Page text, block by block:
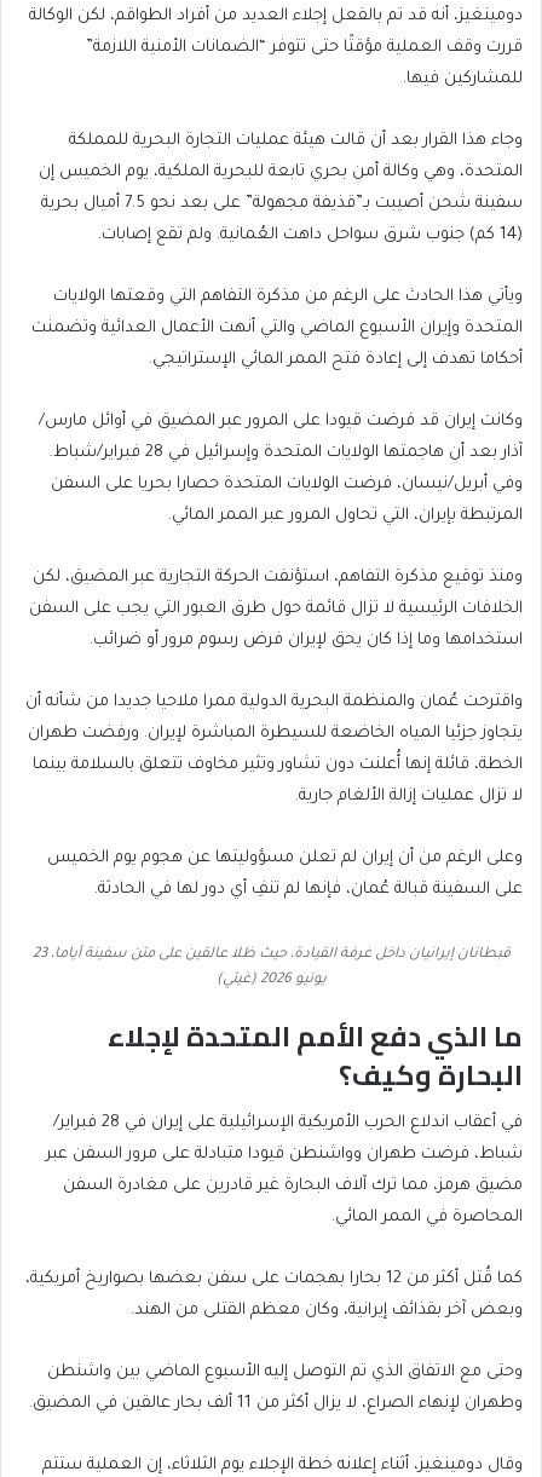
دومينغيز، أنه قد تم بالفعل إجلاء العديد من أفراد الطواقم، لكن الوكالة
قررت وقف العملية مؤقتًا حتى تتوفر “الضمانات الأمنية اللازمة”
للمشاركين فيها.
وجاء هذا القرار بعد أن قالت هيئة عمليات التجارة البحرية للمملكة
المتحدة، وهي وكالة أمن بحري تابعة للبحرية الملكية، يوم الخميس إن
سفينة شحن أصيبت بـ”قذيفة مجهولة” على بعد نحو 7.5 أميال بحرية
(14 كم) جنوب شرق سواحل داهت العُمانية. ولم تقع إصابات.
ويأتي هذا الحادث على الرغم من مذكرة التفاهم التي وقعتها الولايات
المتحدة وإيران الأسبوع الماضي والتي أنهت الأعمال العدائية وتضمنت
أحكاما تهدف إلى إعادة فتح الممر المائي الإستراتيجي.
وكانت إيران قد فرضت قيودا على المرور عبر المضيق في أوائل مارس/
آذار بعد أن هاجمتها الولايات المتحدة وإسرائيل في 28 فبراير/شباط.
وفي أبريل/نيسان، فرضت الولايات المتحدة حصارا بحريا على السفن
المرتبطة بإيران، التي تحاول المرور عبر الممر المائي.
ومنذ توقيع مذكرة التفاهم، استؤنفت الحركة التجارية عبر المضيق، لكن
الخلافات الرئيسية لا تزال قائمة حول طرق العبور التي يجب على السفن
استخدامها وما إذا كان يحق لإيران فرض رسوم مرور أو ضرائب.
واقترحت عُمان والمنظمة البحرية الدولية ممرا ملاحيا جديدا من شأنه أن
يتجاوز جزئيا المياه الخاضعة للسيطرة المباشرة لإيران. ورفضت طهران
الخطة، قائلة إنها أُعلنت دون تشاور وتثير مخاوف تتعلق بالسلامة بينما
لا تزال عمليات إزالة الألغام جارية.
وعلى الرغم من أن إيران لم تعلن مسؤوليتها عن هجوم يوم الخميس
على السفينة قبالة عُمان، فإنها لم تنفِ أي دور لها في الحادثة.
قبطانان إيرانيان داخل غرفة القيادة، حيث ظلا عالقين على متن سفينة أياما، 23
يونيو 2026 (غيتي)
ما الذي دفع الأمم المتحدة لإجلاء
البحارة وكيف؟
في أعقاب اندلاع الحرب الأمريكية الإسرائيلية على إيران في 28 فبراير/
شباط، فرضت طهران وواشنطن قيودا متبادلة على مرور السفن عبر
مضيق هرمز، مما ترك آلاف البحارة غير قادرين على مغادرة السفن
المحاصرة في الممر المائي.
كما قُتل أكثر من 12 بحارا بهجمات على سفن بعضها بصواريخ أمريكية،
وبعض آخر بقذائف إيرانية، وكان معظم القتلى من الهند.
وحتى مع الاتفاق الذي تم التوصل إليه الأسبوع الماضي بين واشنطن
وطهران لإنهاء الصراع، لا يزال أكثر من 11 ألف بحار عالقين في المضيق.
وقال دومينغيز، أثناء إعلانه خطة الإجلاء يوم الثلاثاء، إن العملية ستتم